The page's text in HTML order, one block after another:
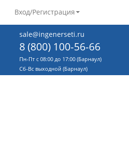
Вход/Регистрация
sale@ingenerseti.ru
8 (800) 100-56-66
Пн-Пт с 08:00 до 17:00 (Барнаул)
Cб-Вс выходной (Барнаул)